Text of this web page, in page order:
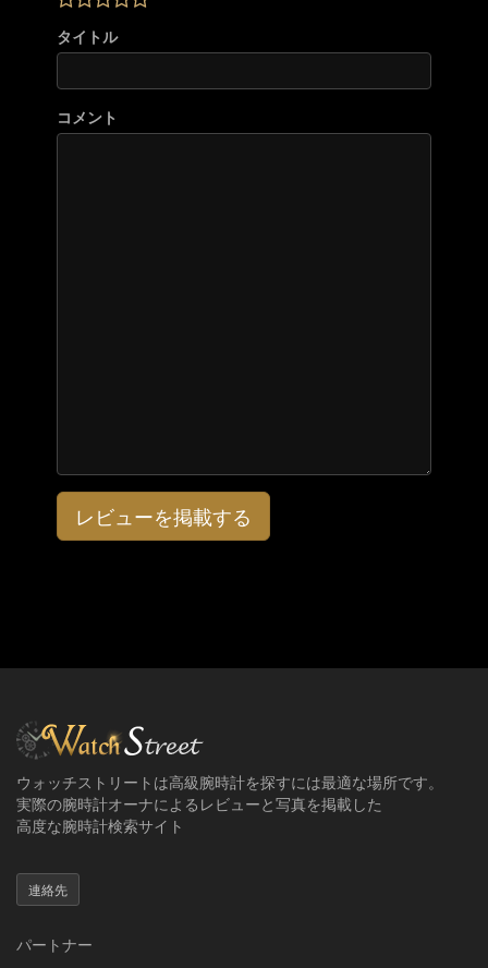
タイトル
コメント
レビューを掲載する
ウォッチストリートは高級腕時計を探すには最適な場所です。
実際の腕時計オーナによるレビューと写真を掲載した
高度な腕時計検索サイト
連絡先
パートナー